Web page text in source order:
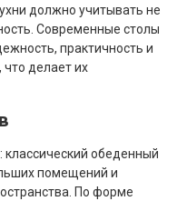
должно учитывать не
Современные столы
практичность и
что делает их
обеденный
помещений и
По форме